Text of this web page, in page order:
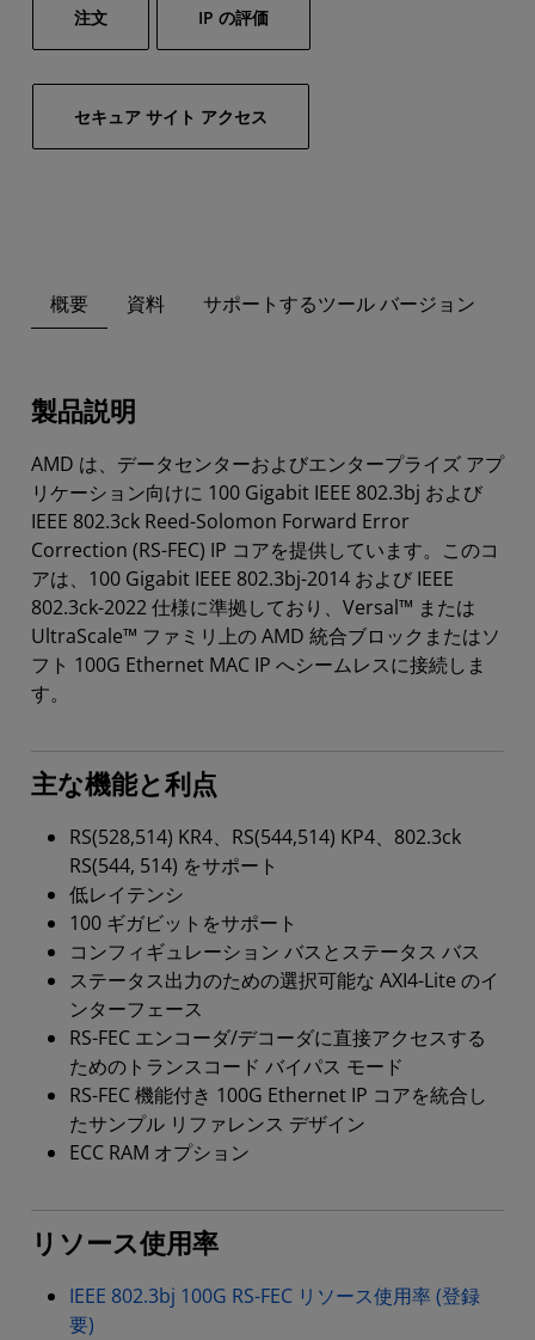
注文 IP の評価
セキュア サイト アクセス
概要 資料 サポートするツール バージョン
製品説明
AMD は、データセンターおよびエンタープライズ アプ
リケーション向けに 100 Gigabit IEEE 802.3bj および
IEEE 802.3ck Reed-Solomon Forward Error
Correction (RS-FEC) IP コアを提供しています。このコ
アは、100 Gigabit IEEE 802.3bj-2014 および IEEE
802.3ck-2022 仕様に準拠しており、Versal™ または
UltraScale™ ファミリ上の AMD 統合ブロックまたはソ
フト 100G Ethernet MAC IP へシームレスに接続しま
す。
主な機能と利点
RS(528,514) KR4、RS(544,514) KP4、802.3ck
RS(544, 514) をサポート
低レイテンシ
100 ギガビットをサポート
コンフィギュレーション バスとステータス バス
ステータス出力のための選択可能な AXI4-Lite のイ
ンターフェース
RS-FEC エンコーダ/デコーダに直接アクセスする
ためのトランスコード バイパス モード
RS-FEC 機能付き 100G Ethernet IP コアを統合し
たサンプル リファレンス デザイン
ECC RAM オプション
リソース使用率
IEEE 802.3bj 100G RS-FEC リソース使用率 (登録
要)